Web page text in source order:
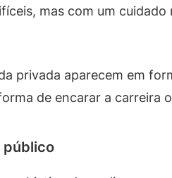
mas com um
privada aparecem em
de encarar a carreira
público